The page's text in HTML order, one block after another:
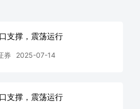
支撑，震荡运行
券 2025-07-14
支撑，震荡运行